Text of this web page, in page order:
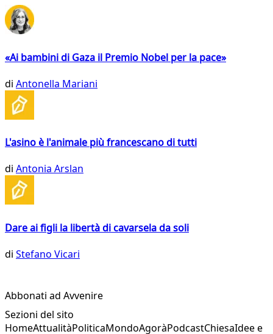
«Ai bambini di Gaza il Premio Nobel per la pace»
di Antonella Mariani
L'asino è l'animale più francescano di tutti
di Antonia Arslan
Dare ai figli la libertà di cavarsela da soli
di Stefano Vicari
Abbonati ad Avvenire
Sezioni del sito
HomeAttualitàPoliticaMondoAgoràPodcastChiesaIdee e